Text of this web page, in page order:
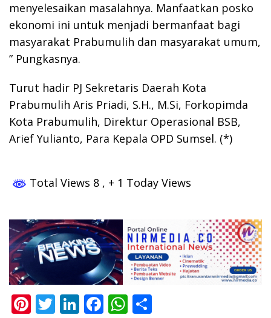
menyelesaikan masalahnya. Manfaatkan posko
ekonomi ini untuk menjadi bermanfaat bagi
masyarakat Prabumulih dan masyarakat umum,
” Pungkasnya.
Turut hadir PJ Sekretaris Daerah Kota
Prabumulih Aris Priadi, S.H., M.Si, Forkopimda
Kota Prabumulih, Direktur Operasional BSB,
Arief Yulianto, Para Kepala OPD Sumsel. (*)
Total Views 8 , + 1 Today Views
Pi T Li F W